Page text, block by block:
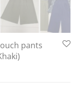
pants